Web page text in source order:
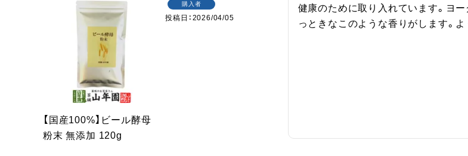
【国産100%】ビール酵母
粉末 無添加 120g
購入者
投稿日 2026/04/05
健康のために取り入れています。ヨ
っときなこのような香りがします。